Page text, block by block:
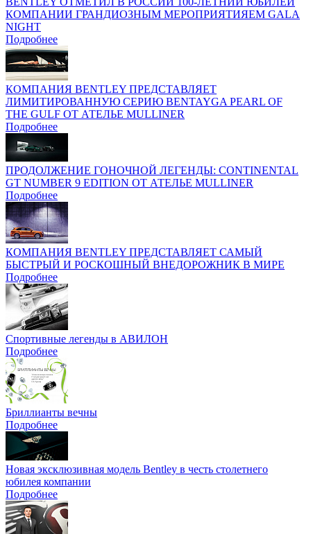
КОМПАНИИ ГРАНДИОЗНЫМ МЕРОПРИЯТИЯЕМ GALA
NIGHT
Подробнее
КОМПАНИЯ BENTLEY ПРЕДСТАВЛЯЕТ
ЛИМИТИРОВАННУЮ СЕРИЮ BENTAYGA PEARL OF
THE GULF ОТ АТЕЛЬЕ MULLINER
Подробнее
ПРОДОЛЖЕНИЕ ГОНОЧНОЙ ЛЕГЕНДЫ: CONTINENTAL
GT NUMBER 9 EDITION ОТ АТЕЛЬЕ MULLINER
Подробнее
КОМПАНИЯ BENTLEY ПРЕДСТАВЛЯЕТ САМЫЙ
БЫСТРЫЙ И РОСКОШНЫЙ ВНЕДОРОЖНИК В МИРЕ
Подробнее
Спортивные легенды в АВИЛОН
Подробнее
Бриллианты вечны
Подробнее
Новая эксклюзивная модель Bentley в честь столетнего
юбилея компании
Подробнее